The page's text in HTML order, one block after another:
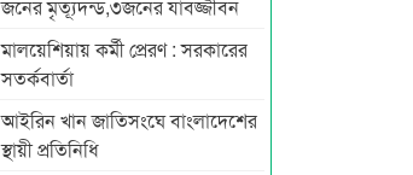
জনের মৃত্যূদন্ড,৩জনের যাবজ্জীবন
মালয়েশিয়ায় কর্মী প্রেরণ : সরকারের
সতর্কবার্তা
আইরিন খান জাতিসংঘে বাংলাদেশের
স্থায়ী প্রতিনিধি